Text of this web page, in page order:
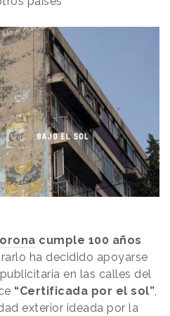
cumple 100 años
ha decidido apoyarse
en las calles del
“Certificada por el sol”
exterior ideada por la